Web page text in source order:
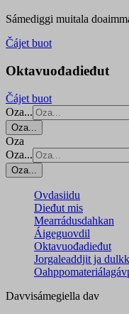
Sámediggi muitala
Čájet buot
Oktavuođadieđut
Čájet buot
Oza...
Oza...
Oza
Oza...
Oza...
Ovdasiidu
Dieđut mis
Mearrádusdahkan
Áigeguovdil
Oktavuođadieđut
Jorgaleaddjit ja
Davvisámegiella dav